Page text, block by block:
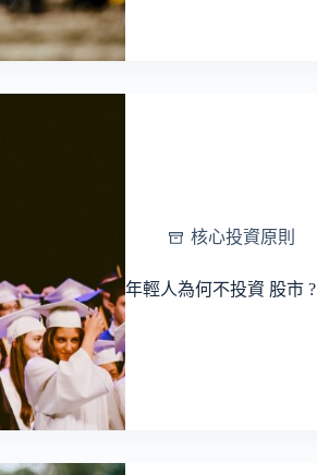
核心投資原則
年輕人為何不投資 股市 ?